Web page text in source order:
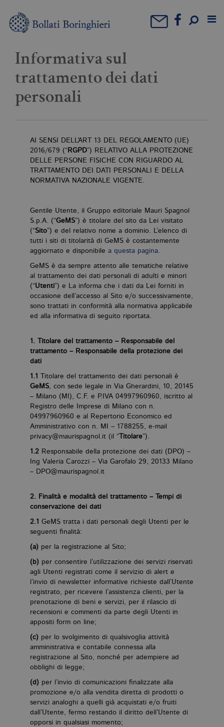
Informativa sul
trattamento dei dati
personali
AI SENSI DELL’ART 13 DEL REGOLAMENTO (UE)
2016/679 (“ RGPD”) RELATIVO ALLA PROTEZIONE
DELLE PERSONE FISICHE CON RIGUARDO AL
TRATTAMENTO DEI DATI PERSONALI E DELLA
NORMATIVA NAZIONALE VIGENTE.
Gentile Utente, il Gruppo editoriale Mauri Spagnol
S.p.A. (“GeMS”) è titolare del sito da Lei visitato
(“Sito”) e del relativo nome a dominio. L’elenco di
tutti i siti di titolarità di GeMS è costantemente
aggiornato e disponibile a questa pagina.
GeMS è da sempre attento alle tematiche relative
al trattamento dei dati personali di adulti e minori
(“Utenti”) e La informa che i dati da Lei forniti in
occasione dell’accesso al Sito e/o successivamente,
sono trattati in conformità alla normativa applicabile
ed alla informativa di seguito riportata.
1. Titolare del trattamento – Responsabile del
trattamento – Responsabile della protezione dei
dati
1.1
Titolare del trattamento dei dati personali è
GeMS, con sede legale in Via Gherardini, 10, 20145
– Milano (MI), C.F. e P.IVA 04997960960, iscritto al
Registro delle Imprese di Milano con n.
04997960960 e al Repertorio Economico ed
Amministrativo con n. MI – 1788255, e-mail
privacy@maurispagnol.it (il “ Titolare”).
1.2 Responsabile della protezione dei dati (DPO) –
Ing Valeria Carozzi – Via Garofalo 29, 20133 Milano
– DPO@maurispagnol.it
2. Finalità e modalità del trattamento – Tempi di
conservazione dei dati
2.1 GeMS tratta i dati personali degli Utenti per le
seguenti finalità:
(a) per la registrazione al Sito;
(b) per consentire l’utilizzazione dei servizi riservati
agli Utenti registrati come il servizio di alert e
l’invio di newsletter informative richieste dall’Utente
registrato, per ricevere l’assistenza clienti, per la
prenotazione di beni e servizi, per il rilascio di
recensioni e commenti da parte degli Utenti in
appositi form on line;
(c) per lo svolgimento di qualsivoglia attività
amministrativa e contabile connessa alla
registrazione al Sito, nonché per adempiere ad
obblighi di legge;
(d) per l’invio di comunicazioni finalizzate alla
promozione e/o alla vendita diretta di prodotti o
servizi analoghi a quelli già acquistati e/o fruiti
dall’Utente, fermo restando il diritto dell’Utente di
opporsi in qualsiasi momento;